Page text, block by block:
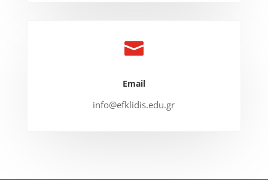

Email
info@efklidis.edu.gr